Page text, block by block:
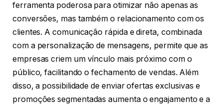
ferramenta poderosa para otimizar não apenas as
conversões, mas também o relacionamento com os
clientes. A comunicação rápida e direta, combinada
com a personalização de mensagens, permite que as
empresas criem um vínculo mais próximo com o
público, facilitando o fechamento de vendas. Além
disso, a possibilidade de enviar ofertas exclusivas e
promoções segmentadas aumenta o engajamento e a